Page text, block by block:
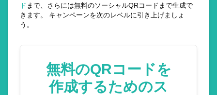
ド まで、さらには無料のソーシャルQRコードまで生成で
きます。 キャンペーンを次のレベルに引き上げましょ
う。
無料のQRコードを
作成するためのス